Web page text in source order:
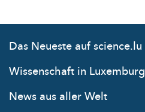
Das Neueste auf science.lu
Wissenschaft in Luxemburg
News aus aller Welt